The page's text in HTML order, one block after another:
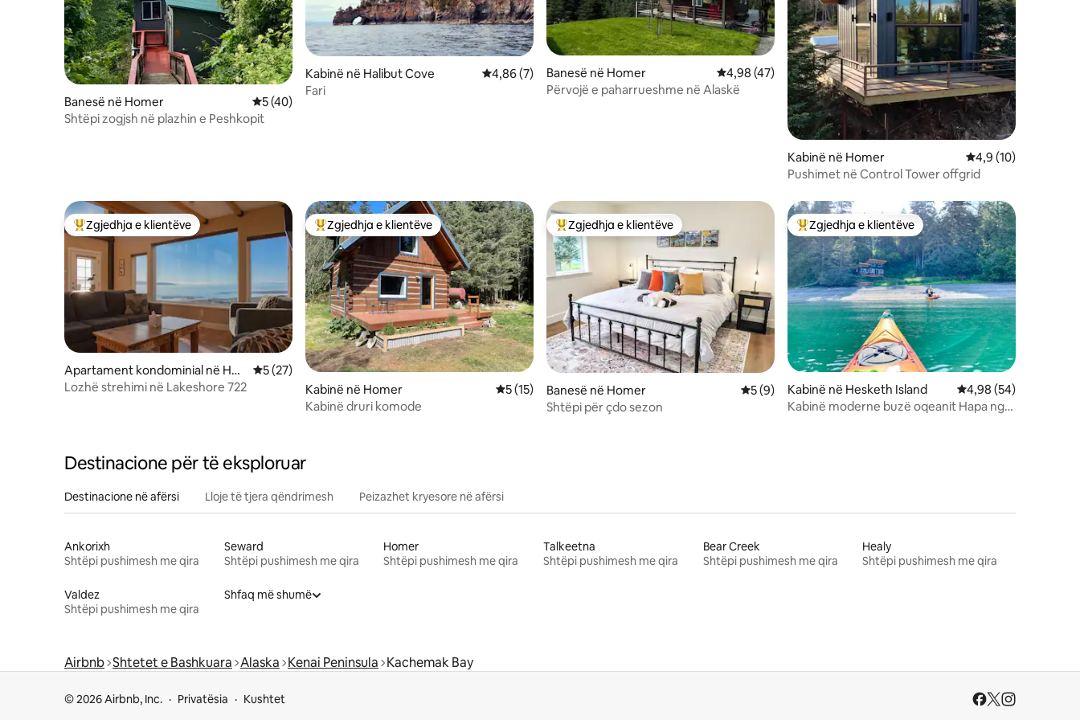
Banesë në Homer Vlerësimi mesatar 5 nga 5, 40 vlerësime
5 (40)
Shtëpi zogjsh në plazhin e Peshkopit
Kabinë në Halibut Cove Vlerësimi mesatar 4,86 nga 5, 7 vlerësime
4,86 (7)
Fari
Banesë në Homer Vlerësimi mesatar 4,98 nga 5, 47 vlerësime
4,98 (47)
Përvojë e paharrueshme në Alaskë
Kabinë në Homer Vlerësimi mesatar
4,9 (10)
Pushimet në Control Tower offgrid
Më të mirat e zgjedhjeve të klientëve
Zgjedhja e klientëve
Apartament kondominial në Ho
mer
Vlerësimi mesatar 5 nga 5, 27 vlerësime
5 (27)
Lozhë strehimi në Lakeshore 722
Më të mirat e zgjedhjeve të klientëve
Zgjedhja e klientëve
Kabinë në Homer Vlerësimi mesatar 5 nga 5, 15 vlerësime
5 (15)
Kabinë druri komode
Më të mirat e zgjedhjeve të klientëve
Zgjedhja e klientëve
Banesë në Homer Vlerësimi mesatar 5 nga 5, 9 vlerësime
5 (9)
Shtëpi për çdo sezon
Më të mirat e zgjedhjeve të klientëve
Zgjedhja e klientëve
Kabinë në Hesketh Island Vlerësimi mesatar
4,98 (54)
Kabinë moderne buzë oqeanit Hapa nga
Destinacione për të eksploruar
Destinacione në afërsi Lloje të tjera qëndrimesh Peizazhet kryesore në afërsi
Ankorixh
Shtëpi pushimesh me qira
Seward
Shtëpi pushimesh me qira
Homer
Shtëpi pushimesh me qira
Talkeetna
Shtëpi pushimesh me qira
Bear Creek
Shtëpi pushimesh me qira
Healy
Shtëpi pushimesh me qira
Valdez
Shtëpi pushimesh me qira
Shfaq më shumë
Airbnb Shtetet e Bashkuara Alaska Kenai Peninsula Kachemak Bay
© 2026 Airbnb, Inc. Privatësia Kushtet